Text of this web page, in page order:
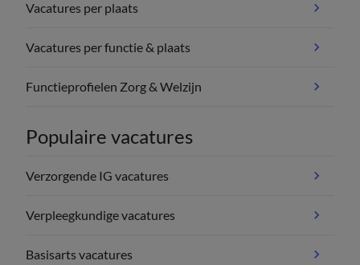
Vacatures per plaats
Vacatures per functie & plaats
Functieprofielen Zorg & Welzijn
Populaire vacatures
Verzorgende IG vacatures
Verpleegkundige vacatures
Basisarts vacatures